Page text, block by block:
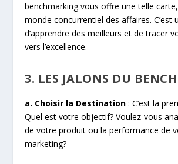
benchmarking vous offre une telle
monde concurrentiel des affaires. C’est
d’apprendre des meilleurs et de tracer
vers l’excellence.
3. LES JALONS DU
a. Choisir la Destination : C’est la
Quel est votre objectif? Voulez-vous
de votre produit ou la performance de
marketing?